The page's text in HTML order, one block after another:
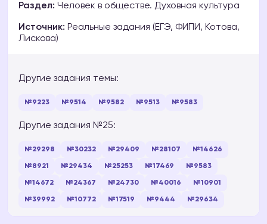
Раздел: Человек в обществе. Духовная культура
Источник: Реальные задания (ЕГЭ, ФИПИ, Котова,
Лискова)
Другие задания темы:
№9223 №9514 №9582 №9513 №9583
Другие задания №25:
№29298 №30232 №29409 №28107 №14626
№8921 №29434 №25253 №17469 №9583
№14672 №24367 №24730 №40016 №10901
№39992 №10772 №17519 №9444 №29634